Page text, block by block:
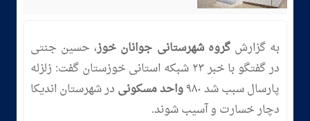
به گزارش گروه شهرستانی جوانان خوز، حسین جنتی
در گفتگو با خبر ۲۳ شبکه استانی خوزستان گفت: زلزله
پارسال سبب شد ۹۸۰
واحد مسکونی در شهرستان اندیکا
دچار خسارت و آسیب شوند.